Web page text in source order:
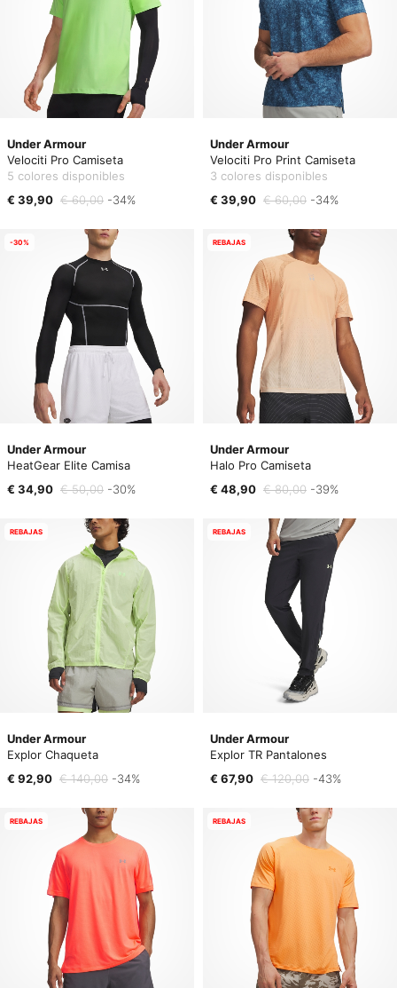
Under Armour
Velociti Pro Camiseta
5 colores disponibles
€ 39,90 € 60,00 -34%
Under Armour
Velociti Pro Print Camiseta
3 colores disponibles
€ 39,90 € 60,00 -34%
Under Armour
HeatGear Elite Camisa
€ 34,90 € 50,00 -30%
-30%
Under Armour
Halo Pro Camiseta
€ 48,90 € 80,00 -39%
REBAJAS
Under Armour
Explor Chaqueta
€ 92,90 € 140,00 -34%
REBAJAS
Under Armour
Explor TR Pantalones
€ 67,90 € 120,00 -43%
REBAJAS
REBAJAS REBAJAS